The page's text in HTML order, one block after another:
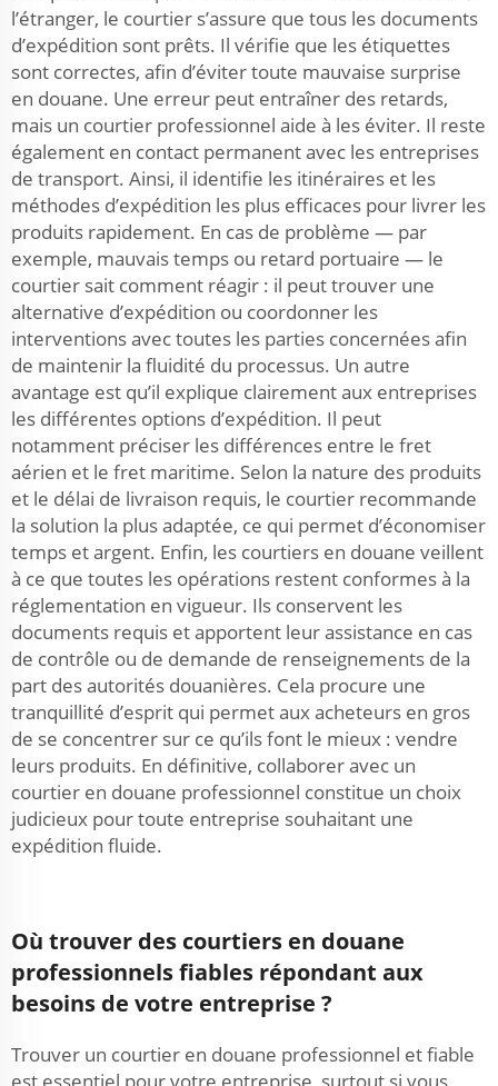
l’étranger, le courtier s’assure que tous les documents
d’expédition sont prêts. Il vérifie que les étiquettes
sont correctes, afin d’éviter toute mauvaise surprise
en douane. Une erreur peut entraîner des retards,
mais un courtier professionnel aide à les éviter. Il reste
également en contact permanent avec les entreprises
de transport. Ainsi, il identifie les itinéraires et les
méthodes d’expédition les plus efficaces pour livrer les
produits rapidement. En cas de problème — par
exemple, mauvais temps ou retard portuaire — le
courtier sait comment réagir : il peut trouver une
alternative d’expédition ou coordonner les
interventions avec toutes les parties concernées afin
de maintenir la fluidité du processus. Un autre
avantage est qu’il explique clairement aux entreprises
les différentes options d’expédition. Il peut
notamment préciser les différences entre le fret
aérien et le fret maritime. Selon la nature des produits
et le délai de livraison requis, le courtier recommande
la solution la plus adaptée, ce qui permet d’économiser
temps et argent. Enfin, les courtiers en douane veillent
à ce que toutes les opérations restent conformes à la
réglementation en vigueur. Ils conservent les
documents requis et apportent leur assistance en cas
de contrôle ou de demande de renseignements de la
part des autorités douanières. Cela procure une
tranquillité d’esprit qui permet aux acheteurs en gros
de se concentrer sur ce qu’ils font le mieux : vendre
leurs produits. En définitive, collaborer avec un
courtier en douane professionnel constitue un choix
judicieux pour toute entreprise souhaitant une
expédition fluide.
Où trouver des courtiers en douane
professionnels fiables répondant aux
besoins de votre entreprise ?
Trouver un courtier en douane professionnel et fiable